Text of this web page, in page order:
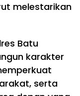
melestarikan
Batu
karakter
serta